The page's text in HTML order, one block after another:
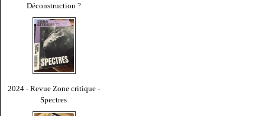
Déconstruction ?
2024 - Revue Zone critique -
Spectres